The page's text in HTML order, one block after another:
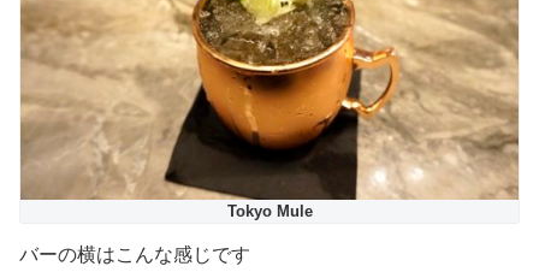
Tokyo Mule
バーの横はこんな感じです